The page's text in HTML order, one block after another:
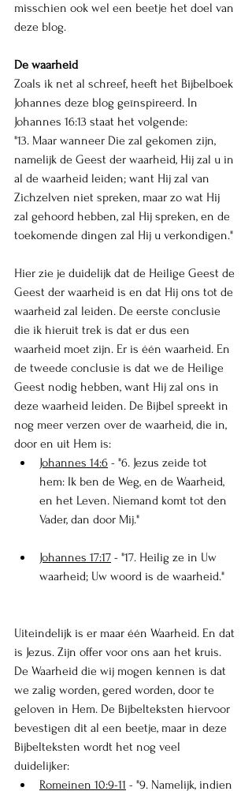
misschien ook wel een beetje het doel van
deze blog.
De waarheid
Zoals ik net al schreef, heeft het Bijbelboek
Johannes deze blog geïnspireerd. In
Johannes 16:13 staat het volgende:
"13. Maar wanneer Die zal gekomen zijn,
namelijk de Geest der waarheid, Hij zal u in
al de waarheid leiden; want Hij zal van
Zichzelven niet spreken, maar zo wat Hij
zal gehoord hebben, zal Hij spreken, en de
toekomende dingen zal Hij u verkondigen."
Hier zie je duidelijk dat de Heilige Geest de
Geest der waarheid is en dat Hij ons tot de
waarheid zal leiden. De eerste conclusie
die ik hieruit trek is dat er dus een
waarheid moet zijn. Er is één waarheid. En
de tweede conclusie is dat we de Heilige
Geest nodig hebben, want Hij zal ons in
deze waarheid leiden. De Bijbel spreekt in
nog meer verzen over de waarheid, die in,
door en uit Hem is:
Johannes 14:6 - "6. Jezus zeide tot
hem: Ik ben de Weg, en de Waarheid,
en het Leven. Niemand komt tot den
Vader, dan door Mij."
Johannes 17:17 - "17. Heilig ze in Uw
waarheid; Uw woord is de waarheid."
Uiteindelijk is er maar één Waarheid. En dat
is Jezus. Zijn offer voor ons aan het kruis.
De Waarheid die wij mogen kennen is dat
we zalig worden, gered worden, door te
geloven in Hem. De Bijbelteksten hiervoor
bevestigen dit al een beetje, maar in deze
Bijbelteksten wordt het nog veel
duidelijker:
Romeinen 10:9-11 - "9. Namelijk, indien